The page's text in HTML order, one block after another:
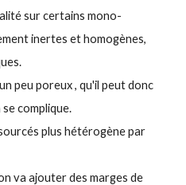
sur certains mono-
inertes et homogènes,
peu poreux , qu'il peut donc
complique.
plus hétérogène par
va ajouter des marges de